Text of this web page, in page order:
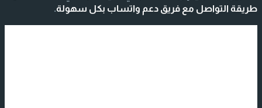
طريقة التواصل مع فريق دعم واتساب بكل سهولة.